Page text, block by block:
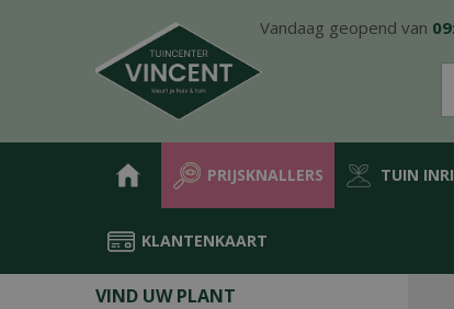
Home Plantengids
Vandaag geopend van
PRIJSKNALLERS TUIN
KLANTENKAART
VIND UW PLANT